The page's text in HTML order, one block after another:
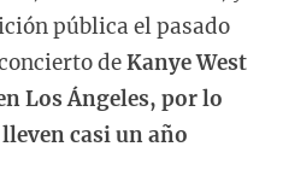
pública el pasado
deKanye West
Los Ángeles, por lo
casi un año